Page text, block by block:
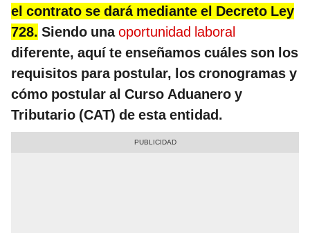
el contrato se dará mediante el Decreto Ley
728. Siendo unaoportunidad laboral
diferente, aquí te enseñamos cuáles son los
requisitos para postular, los cronogramas y
cómo postular al Curso Aduanero y
Tributario (CAT) de esta entidad.